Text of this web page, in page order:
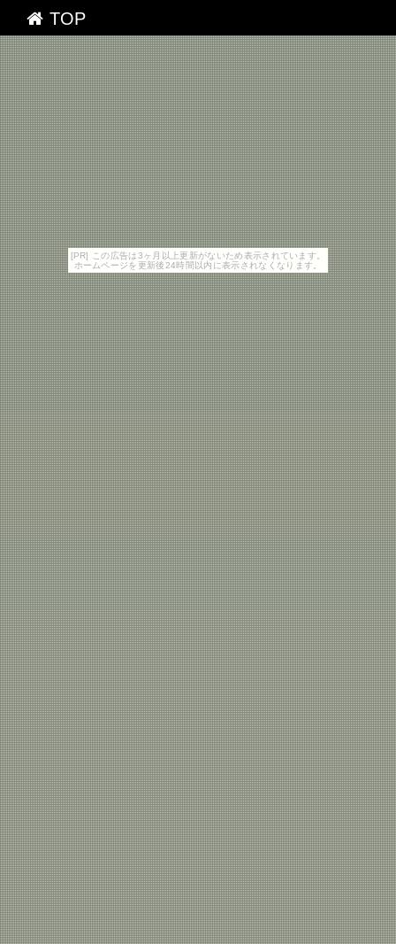
[PR] この広告は3ヶ月以上更新がないため表示されています。
ホームページを更新後24時間以内に表示されなくなります。
TOP